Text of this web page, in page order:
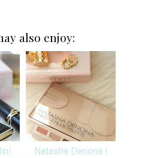
also enjoy:
Natasha Denona I